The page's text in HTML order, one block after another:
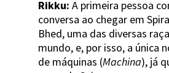
Rikku: A primeira pessoa
conversa ao chegar em
Bhed, uma das diversas
mundo, e, por isso, a única
de máquinas (Machina), já